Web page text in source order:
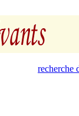
recherche